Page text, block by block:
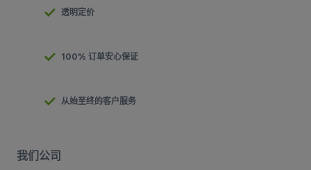
透明定价
100% 订单安心保证
从始至终的客户服务
我们公司